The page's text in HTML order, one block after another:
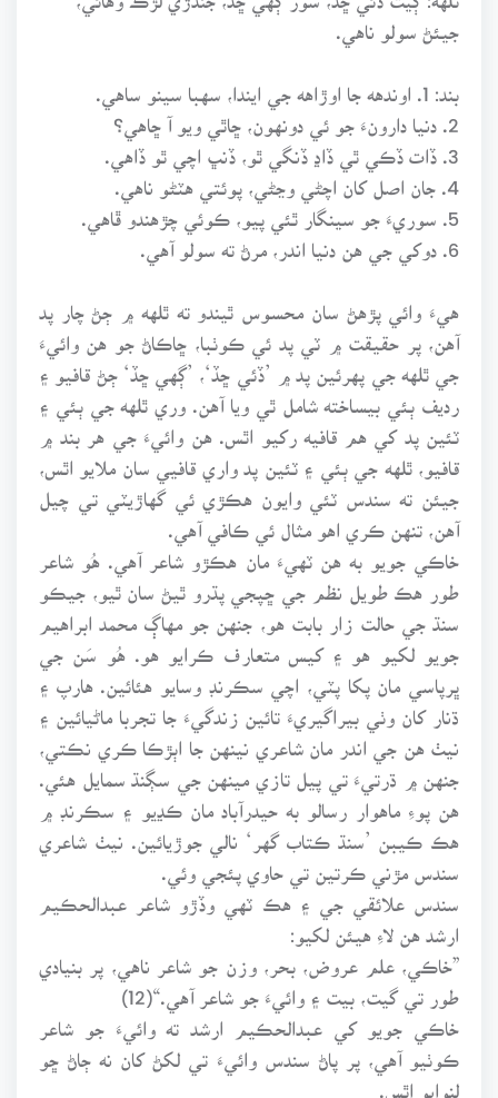
جيئڻ سولو ناهي.
2. دنيا دارونءَ جو ئي دونهون، ڇاٿي ويو آ ڇاهي؟
3. ڏات ڏڪي ٿي ڏاڍ ڏنگي ٿو، ڏنڀ اچي ٿو ڏاهي.
4. جان اصل کان اچڻي وڃڻي، پوئتي هٽڻو ناهي.
5. سوريءَ جو سينگار ٿئي پيو، ڪوئي چڙهندو ڦاهي.
6. دوکي جي هن دنيا اندر، مرڻ ته سولو آهي.
هيءَ وائي پڙهڻ سان محسوس ٿيندو ته ٿلهه ۾ ڄڻ چار پد
آهن، پر حقيقت ۾ ٽي پد ئي ڪوٺبا، ڇاڪاڻ جو هن وائيءَ
جي ٿلهه جي پهرئين پد ۾ ’ڏئي ڇڏ‘، ’ڳهي ڇڏ‘ ڄڻ قافيو ۽
رديف ٻئي بيساخته شامل ٿي ويا آهن. وري ٿلهه جي ٻئي ۽
ٽئين پد کي هم قافيه رکيو اٿس. هن وائيءَ جي هر بند ۾
قافيو، ٿلهه جي ٻئي ۽ ٽئين پد واري قافيي سان ملايو اٿس،
جيئن ته سندس ٽئي وايون هڪڙي ئي گهاڙيٽي تي چيل
آهن، تنهن ڪري اهو مثال ئي ڪافي آهي.
خاڪي جويو به هن ٽهيءَ مان هڪڙو شاعر آهي. هُو شاعر
طور هڪ طويل نظم جي ڇپجي پڌرو ٿيڻ سان ٿيو، جيڪو
سنڌ جي حالت زار بابت هو، جنهن جو مهاڳ محمد ابراهيم
جويو لکيو هو ۽ کيس متعارف ڪرايو هو. هُو سَن جي
ڀرپاسي مان پکا پٽي، اچي سڪرنڊ وسايو هئائين. هارپ ۽
ڌنار کان وٺي بيراگيريءَ تائين زندگيءَ جا تجربا ماڻيائين ۽
نيٺ هن جي اندر مان شاعري نينهن جا اٻڙڪا ڪري نڪتي،
جنهن ۾ ڌرتيءَ تي پيل تازي مينهن جي سڳنڌ سمايل هئي.
هن پوءِ ماهوار رسالو به حيدرآباد مان ڪڍيو ۽ سڪرنڊ ۾
هڪ ڪيبن ’سنڌ ڪتاب گهر‘ نالي جوڙيائين. نيٺ شاعري
سندس مڙني ڪرتين تي حاوي پئجي وئي.
سندس علائقي جي ۽ هڪ ٽهي وڏڙو شاعر عبدالحڪيم
ارشد هن لاءِ هيئن لکيو:
”خاڪي، علم عروض، بحر، وزن جو شاعر ناهي، پر بنيادي
طور تي گيت، بيت ۽ وائيءَ جو شاعر آهي.“(12)
خاڪي جويو کي عبدالحڪيم ارشد ته وائيءَ جو شاعر
ڪوٺيو آهي، پر پاڻ سندس وائيءَ تي لکڻ کان نه ڄاڻ ڇو
لنوايو اٿس.